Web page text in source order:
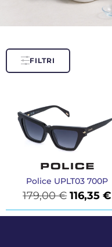
FILTRI
Police UPLT03 700P
179,00€ 116,35€